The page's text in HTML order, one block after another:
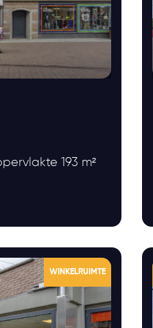
193 m²
WINKELRUIMTE